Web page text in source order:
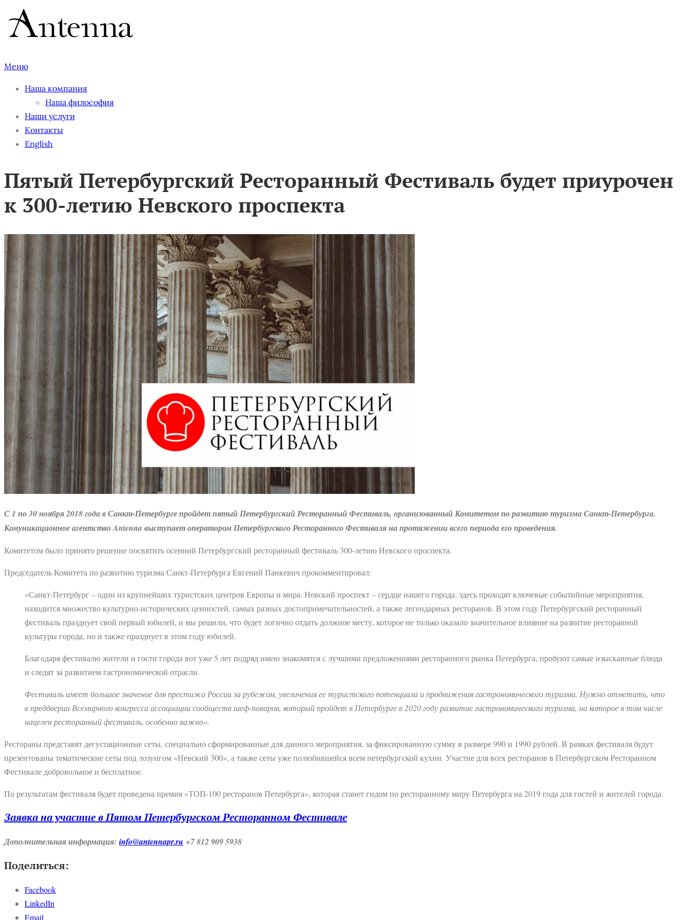
Перейти
содержимому
Меню
Наша компания
Наша философия
Наши услуги
Контакты
English
Пятый Петербургский Ресторанный Фестиваль будет приурочен
к 300-летию Невского проспекта
С 1 по 30 ноября 2018 года в Санкт-Петербурге пройдет пятый Петербургский Ресторанный Фестиваль, организованный Комитетом по развитию туризма Санкт-Петербурга.
Комуникационное агентство Antenna выступает оператором Петербургского Ресторанного Фестиваля на протяжении всего периода его проведения.
Комитетом было принято решение посвятить осенний Петербургский ресторанный фестиваль 300-летию Невского проспекта.
Председатель Комитета по развитию туризма Санкт-Петербурга Евгений Панкевич прокомментировал:
«Санкт-Петербург – один из крупнейших туристских центров Европы и мира. Невский проспект – сердце нашего города: здесь проходят ключевые событийные мероприятия,
находится множество культурно-исторических ценностей, самых разных достопримечательностей, а также легендарных ресторанов. В этом году Петербургский ресторанный
фестиваль празднует свой первый юбилей, и мы решили, что будет логично отдать должное месту, которое не только оказало значительное влияние на развитие ресторанной
культуры города, но и также празднует в этом году юбилей.
Благодаря фестивалю жители и гости города вот уже 5 лет подряд имею знакомятся с лучшими предложениями ресторанного рынка Петербурга, пробуют самые изысканные блюда
и следят за развитием гастрономической отрасли.
Фестиваль имеет большое значение для престижа России за рубежом, увеличения ее туристского потенциала и продвижения гастрономического туризма. Нужно отметить, что
в преддверии Всемирного конгресса ассоциации сообществ шеф-поваров, который пройдет в Петербурге в 2020 году развитие гастрономического туризма, на которое в том числе
нацелен ресторанный фестиваль, особенно важно».
Рестораны представят дегустационные сеты, специально сформированные для данного мероприятия, за фиксированную сумму в размере 990 и 1990 рублей. В рамках фестиваля будут
презентованы тематические сеты под лозунгом «Невский 300», а также сеты уже полюбившейся всем петербургской кухни. Участие для всех ресторанов в Петербургском Ресторанном
Фестивале добровольное и бесплатное.
По результатам фестиваля будет проведена премия «ТОП-100 ресторанов Петербурга», которая станет гидом по ресторанному миру Петербурга на 2019 года для гостей и жителей города.
Заявка на участие в Пятом Петербургском Ресторанном Фестивале
Дополнительная информация: info@antennapr.ru +7 812 909 5938
Поделиться:
Facebook
LinkedIn
Email